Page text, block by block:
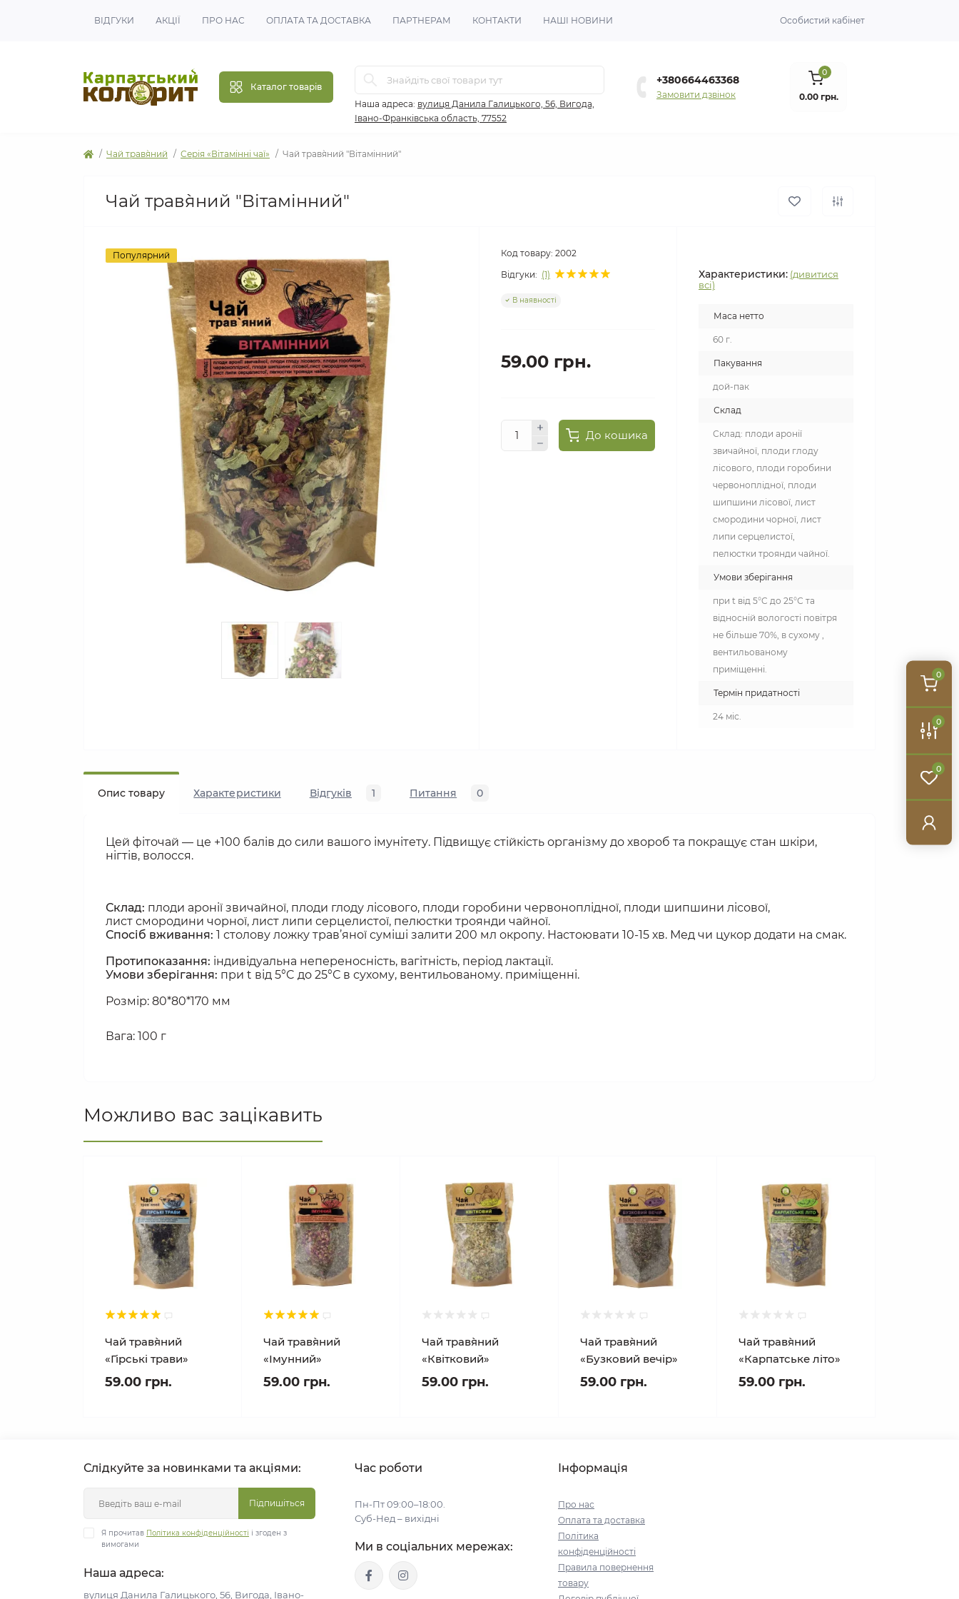
0
0
0
ВІДГУКИ АКЦІЇ ПРО НАС ОПЛАТА ТА ДОСТАВКА ПАРТНЕРАМ КОНТАКТИ НАШІ НОВИНИ Особистий кабінет
Каталог товарів
Наша адреса: вулиця Данила Галицького, 56, Вигода,
Івано-Франківська область, 77552
+380664463368
Замовити дзвінок
0
0.00 грн.
Чай трав`яний Серія «Вітамінні чаї» Чай трав`яний "Вітамінний"
Чай трав`яний "Вітамінний"
Популярний Код товару: 2002
Відгуки: (1)
В наявності
59.00 грн.
До кошика
Характеристики: (дивитися
всі)
Маса нетто
60 г.
Пакування
дой-пак
Склад
Склад: плоди аронії
звичайної, плоди глоду
лісового, плоди горобини
червоноплідної, плоди
шипшини лісової, лист
смородини чорної, лист
липи серцелистої,
пелюстки троянди чайної.
Умови зберігання
при t від 5°C до 25°С та
відносній вологості повітря
не більше 70%, в сухому ,
вентильованому
приміщенні.
Термін придатності
24 міс.
Опис товару Характеристики Відгуків 1 Питання 0
Цей фіточай — це +100 балів до сили вашого імунітету. Підвищує стійкість організму до хвороб та покращує стан шкіри,
нігтів, волосся.
Склад: плоди аронії звичайної, плоди глоду лісового, плоди горобини червоноплідної, плоди шипшини лісової,
лист смородини чорної, лист липи серцелистої, пелюстки троянди чайної.
Спосіб вживання: 1 столову ложку трав’яної суміші залити 200 мл окропу. Настоювати 10-15 хв. Мед чи цукор додати на смак.
Протипоказання: індивідуальна непереносність, вагітність, період лактації.
Умови зберігання: при t від 5°C до 25°С в сухому, вентильованому. приміщенні.
Розмір: 80*80*170 мм
Вага: 100 г
Можливо вас зацікавить
Чай трав`яний
«Гірські трави»
59.00 грн.
Чай трав`яний
«Імунний»
59.00 грн.
Чай трав`яний
«Квітковий»
59.00 грн.
Чай трав`яний
«Бузковий вечір»
59.00 грн.
Чай трав`яний
«Карпатське літо»
59.00 грн.
Слідкуйте за новинками та акціями:
Підпишіться
Я прочитав Політика конфіденційності і згоден з
вимогами
Наша адреса:
вулиця Данила Галицького, 56, Вигода, Івано-
Час роботи
Пн-Пт 09:00–18:00.
Суб-Нед – вихідні
Ми в соціальних мережах:
Інформація
Про нас
Оплата та доставка
Політика
конфіденційності
Правила повернення
товару